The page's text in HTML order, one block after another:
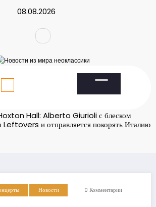
08.08.2026
Hall: Alberto Giurioli с блеском
Leftovers и отправляется покорять Италию
Новости 0 Комментарии